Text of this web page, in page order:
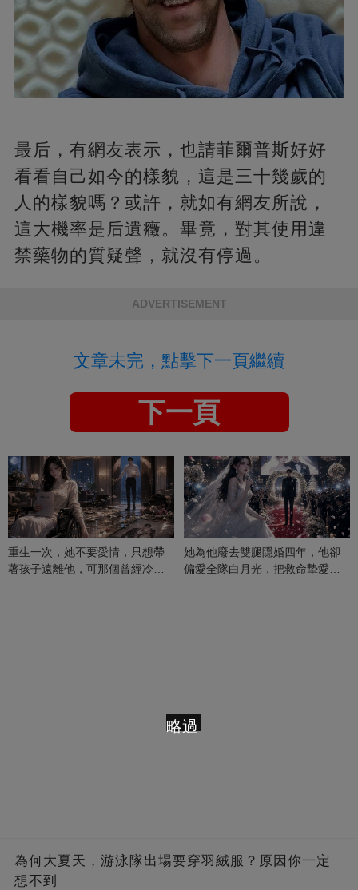
最后，有網友表示，也請菲爾普斯好好
看看自己如今的樣貌，這是三十幾歲的
人的樣貌嗎？或許，就如有網友所說，
這大機率是后遺癥。畢竟，對其使用違
禁藥物的質疑聲，就沒有停過。
ADVERTISEMENT
文章未完，點擊下一頁繼續
下一頁
重生一次，她不要愛情，只想帶
著孩子遠離他，可那個曾經冷漠
她為他廢去雙腿隱婚四年，他卻
偏愛全隊白月光，把救命摯愛當
為何大夏天，游泳隊出場要穿羽絨服？原因你一定
想不到
略過